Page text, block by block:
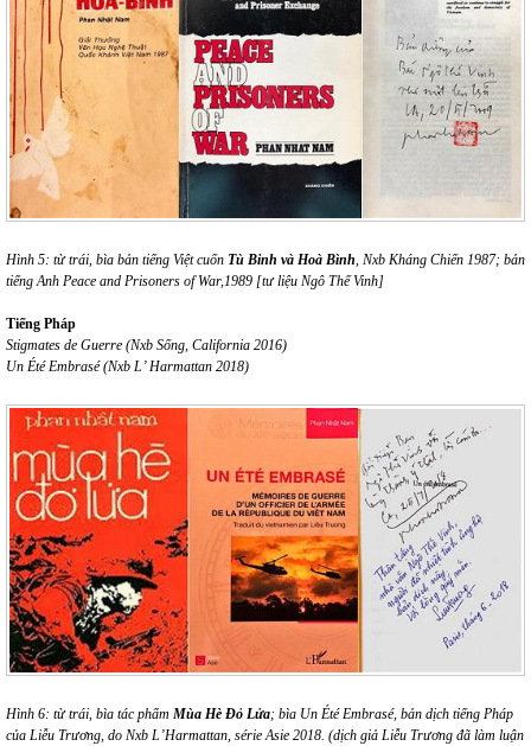
Hình 5: từ trái, bìa bản tiếng Việt cuốn Tù Binh và Hoà Bình , Nxb Kháng Chiến 1987; bản
tiếng Anh Peace and Prisoners of War,1989 [tư liệu Ngô Thế Vinh]
Tiếng Pháp
Stigmates de Guerre (Nxb Sống, California 2016)
Un Été Embrasé (Nxb L’ Harmattan 2018)
Hình 6: từ trái, bìa tác phẩm Mùa Hè Đỏ Lửa; bìa Un Été Embrasé, bản dịch tiếng Pháp
của Liễu Trương, do Nxb L’Harmattan, série Asie 2018. (dịch giả Liễu Trương đã làm luận